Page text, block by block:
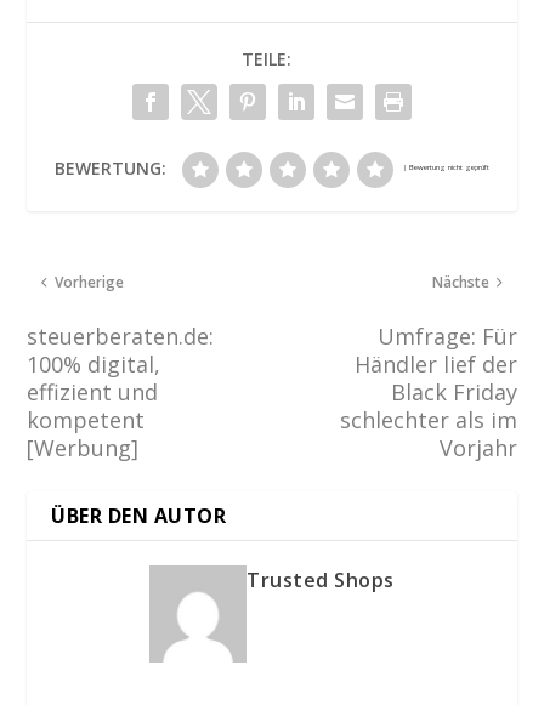
TEILE:
BEWERTUNG:
Vorherige
steuerberaten.de:
100% digital,
effizient und
kompetent
[Werbung]
Nächste
Umfrage: Für
Händler lief der
Black Friday
schlechter als im
Vorjahr
ÜBER DEN AUTOR
Trusted Shops